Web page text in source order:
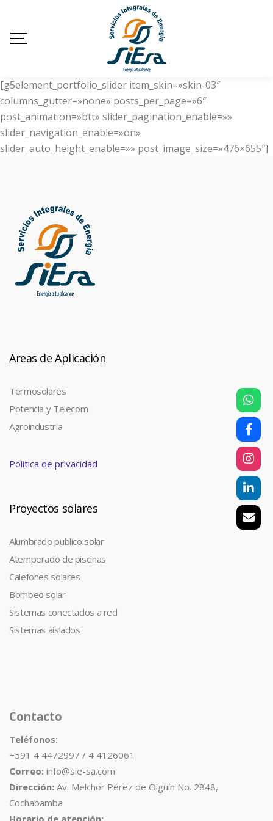
[g5element_portfolio_slider item_skin=»skin-03″
columns_gutter=»none» posts_per_page=»6″
post_animation=»btt» slider_pagination_enable=»»
slider_navigation_enable=»on»
slider_auto_height_enable=»» post_image_size=»476×655″]
Areas de Aplicación
Termosolares
Potencia y Telecom
Agroindustria
Política de privacidad
Proyectos solares
Alumbrado publico solar
Atemperado de piscinas
Calefones solares
Bombeo solar
Sistemas conectados a red
Sistemas aislados
Contacto
Teléfonos:
+591 4 4472997 / 4 4126061
Correo: info@sie-sa.com
Dirección: Av. Melchor Pérez de Olguín No. 2848,
Cochabamba
Horario de atención: